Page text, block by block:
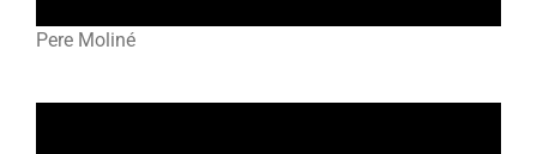
Pere Moliné